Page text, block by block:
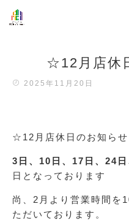
☆12月店休
2025年11月20日
☆12月店休日のお知ら
3日、10日、17日、24
日となっております
尚、2月より営業時間を
ただいております。